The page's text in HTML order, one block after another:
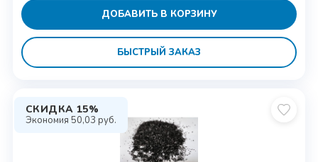
ДОБАВИТЬ В КОРЗИНУ
БЫСТРЫЙ ЗАКАЗ
СКИДКА 15%
Экономия 50,03 руб.